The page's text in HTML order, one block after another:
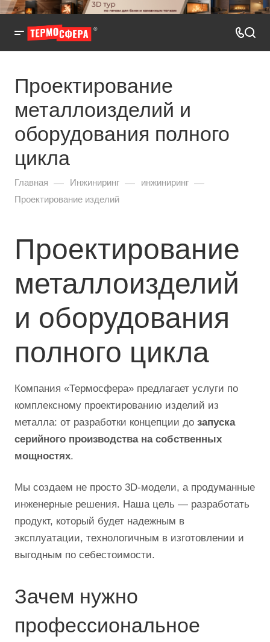
Проектирование
металлоизделий и
оборудования полного
цикла
Главная — Инжиниринг — инжиниринг —
Проектирование изделий
Проектирование
металлоизделий
и оборудования
полного цикла
Компания «Термосфера» предлагает услуги по
комплексному проектированию изделий из
металла: от разработки концепции до запуска
серийного производства на собственных
мощностях.
Мы создаем не просто 3D-модели, а продуманные
инженерные решения. Наша цель — разработать
продукт, который будет надежным в
эксплуатации, технологичным в изготовлении и
выгодным по себестоимости.
Зачем нужно
профессиональное